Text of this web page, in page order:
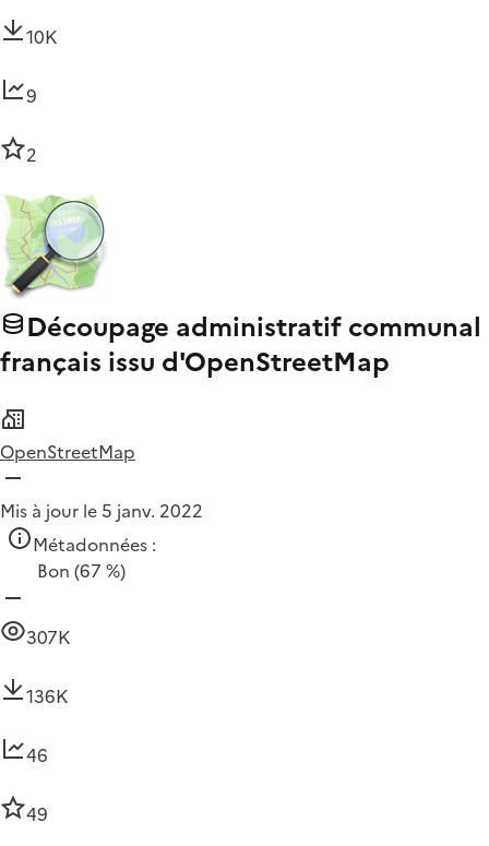
10K
9
2
Découpage administratif communal
français issu d'OpenStreetMap
OpenStreetMap
Mis à jour le 5 janv. 2022
Métadonnées :
Bon (67 %)
307K
136K
46
49